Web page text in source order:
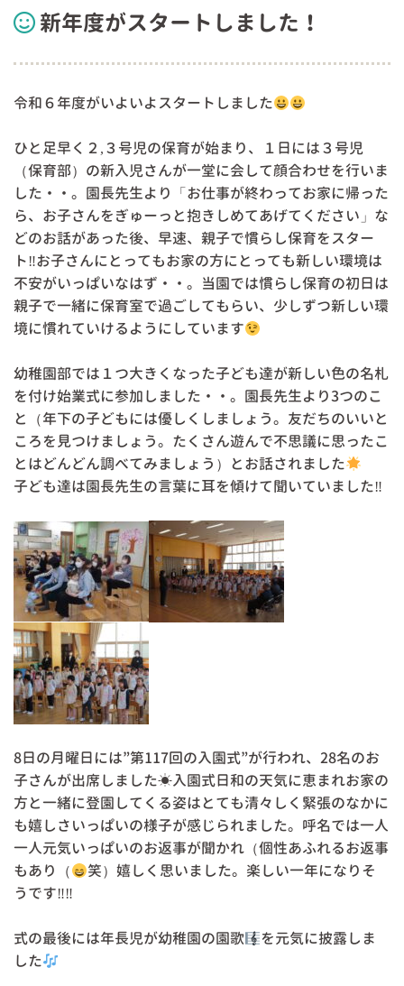
新年度がスタートしました！
令和６年度がいよいよスタートしました
ひと足早く２,３号児の保育が始まり、１日には３号児
（保育部）の新入児さんが一堂に会して顔合わせを行いま
した・・。園長先生より「お仕事が終わってお家に帰った
ら、お子さんをぎゅーっと抱きしめてあげてください」な
どのお話があった後、早速、親子で慣らし保育をスター
ト‼お子さんにとってもお家の方にとっても新しい環境は
不安がいっぱいなはず・・。当園では慣らし保育の初日は
親子で一緒に保育室で過ごしてもらい、少しずつ新しい環
境に慣れていけるようにしています
幼稚園部では１つ大きくなった子ども達が新しい色の名札
を付け始業式に参加しました・・。園長先生より3つのこ
と（年下の子どもには優しくしましょう。友だちのいいと
ころを見つけましょう。たくさん遊んで不思議に思ったこ
とはどんどん調べてみましょう）とお話されました
子ども達は園長先生の言葉に耳を傾けて聞いていました‼
8日の月曜日には”第117回の入園式”が行われ、28名のお
子さんが出席しました☀入園式日和の天気に恵まれお家の
方と一緒に登園してくる姿はとても清々しく緊張のなかに
も嬉しさいっぱいの様子が感じられました。呼名では一人
一人元気いっぱいのお返事が聞かれ（個性あふれるお返事
もあり（
笑）嬉しく思いました。楽しい一年になりそ
うです‼‼
式の最後には年長児が幼稚園の園歌
を元気に披露しま
した